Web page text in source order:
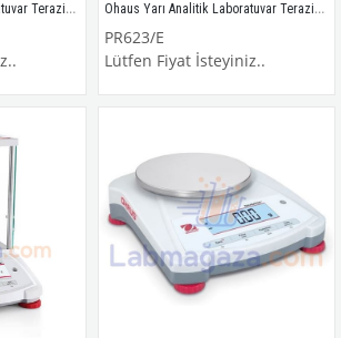
Ohaus Yarı Analitik Laboratuvar Terazisi / PR523 Ohaus Yarı Analitik Laboratuvar Terazisi / PR623/E
PR623/E
Lütfen Fiyat İsteyiniz..